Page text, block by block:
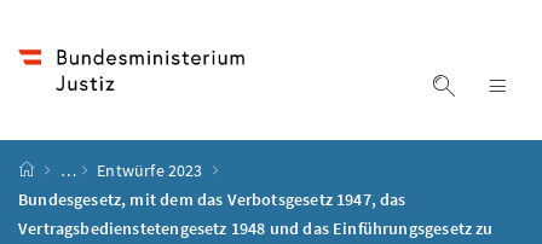
Suche
Startseite
…
Entwürfe 2023
Bundesgesetz, mit dem das Verbotsgesetz 1947, das
Vertragsbedienstetengesetz 1948 und das Einführungsgesetz zu